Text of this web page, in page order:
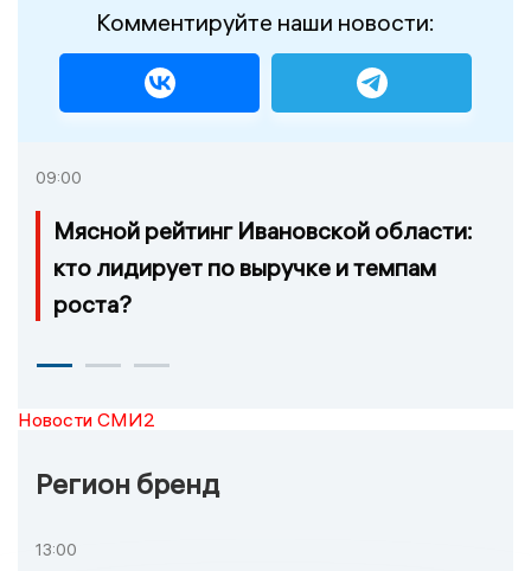
Комментируйте наши новости:
09:00
Мясной рейтинг Ивановской области:
кто лидирует по выручке и темпам
роста?
Новости СМИ2
Регион бренд
13:00